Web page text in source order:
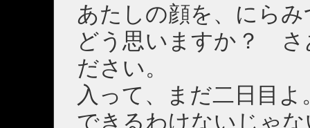
あたしの顔を、にら
どう思いますか？ さ
ださい。
入って、まだ二日目よ
できるわけないじゃな